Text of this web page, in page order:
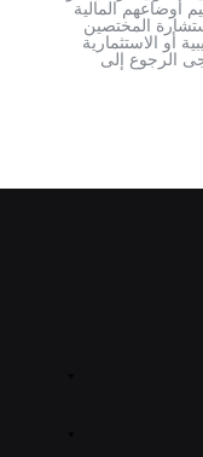
أوضاعهم المالية
المختصين
أو الاستثمارية
الرجوع إلى